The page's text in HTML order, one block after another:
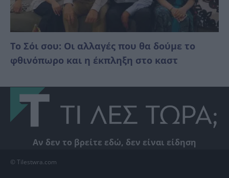
Το Σόι σου: Οι αλλαγές που θα δούμε το
φθινόπωρο και η έκπληξη στο καστ
Αν δεν το βρείτε εδώ, δεν είναι είδηση
© Tilestwra.com